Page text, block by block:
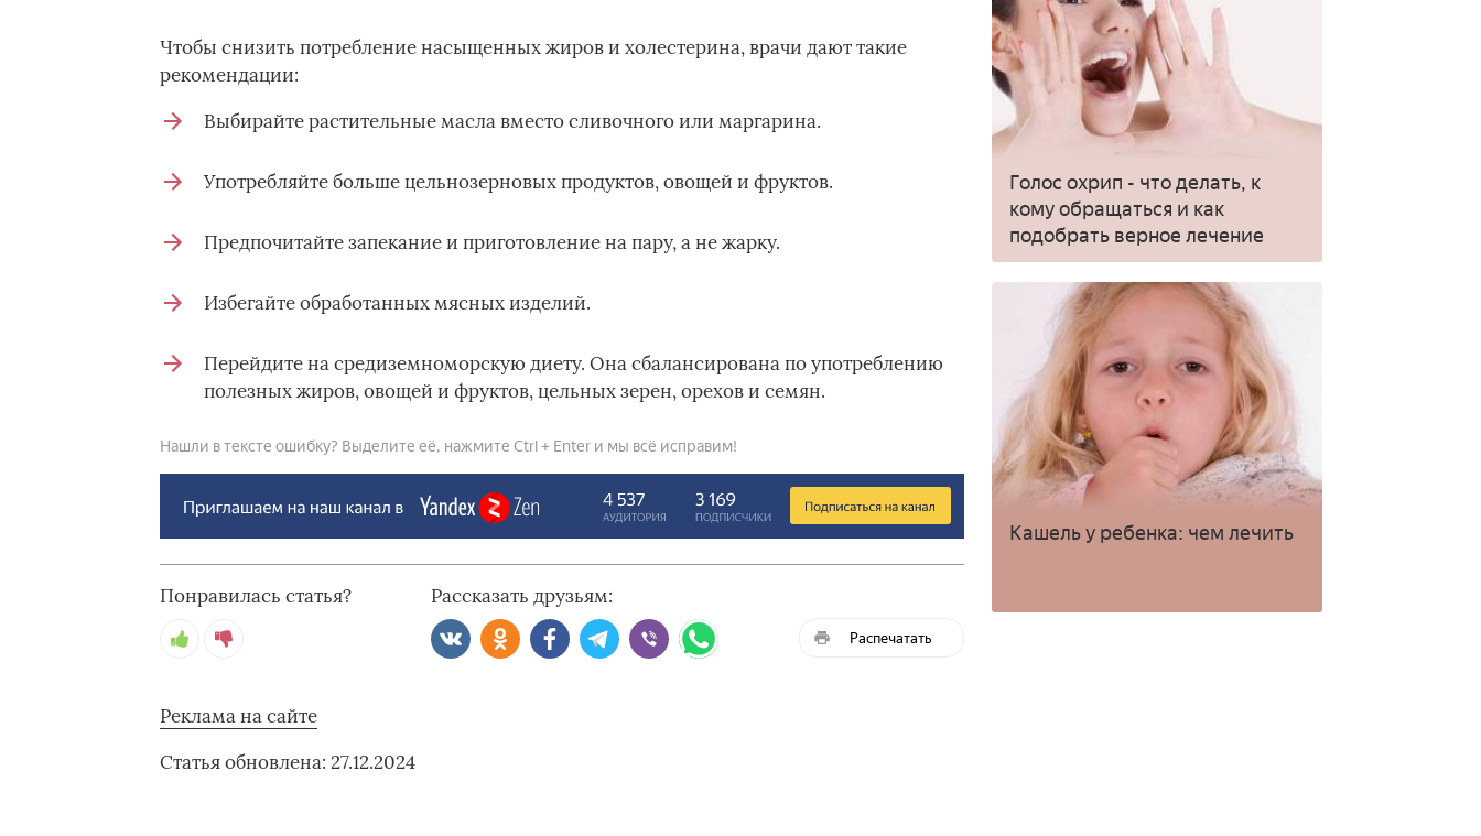
Чтобы снизить потребление насыщенных жиров и холестерина, врачи дают такие
рекомендации:
Выбирайте растительные масла вместо сливочного или маргарина.
Употребляйте больше цельнозерновых продуктов, овощей и фруктов.
Предпочитайте запекание и приготовление на пару, а не жарку.
Избегайте обработанных мясных изделий.
Перейдите на средиземноморскую диету. Она сбалансирована по употреблению
полезных жиров, овощей и фруктов, цельных зерен, орехов и семян.
Нашли в тексте ошибку? Выделите её, нажмите Ctrl + Enter и мы всё исправим!
Понравилась статья? Рассказать друзьям:
Распечатать
Реклама на сайте
Статья обновлена: 27.12.2024
Голос охрип - что делать, к
кому обращаться и как
подобрать верное лечение
Кашель у ребенка: чем лечить